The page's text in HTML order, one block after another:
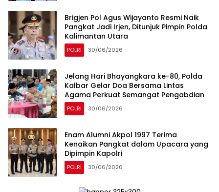
Brigjen Pol Agus Wijayanto Resmi Naik
Pangkat Jadi Irjen, Ditunjuk Pimpin Polda
Kalimantan Utara
POLRI 30/06/2026
Jelang Hari Bhayangkara ke-80, Polda
Kalbar Gelar Doa Bersama Lintas
Agama Perkuat Semangat Pengabdian
POLRI 30/06/2026
Enam Alumni Akpol 1997 Terima
Kenaikan Pangkat dalam Upacara yang
Dipimpin Kapolri
POLRI 30/06/2026